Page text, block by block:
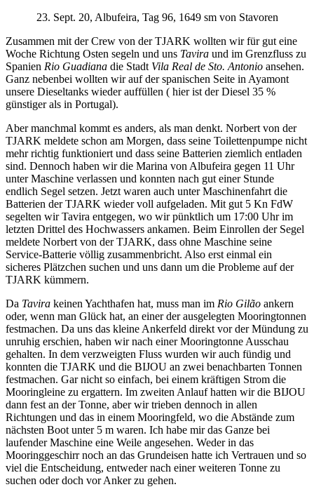
23. Sept. 20, Albufeira, Tag 96, 1649 sm von Stavoren
Zusammen mit der Crew von der TJARK wollten wir für gut eine
Woche Richtung Osten segeln und uns Tavira und im Grenzfluss zu
Spanien Rio Guadiana die Stadt Vila Real de Sto. Antonio ansehen.
Ganz nebenbei wollten wir auf der spanischen Seite in Ayamont
unsere Dieseltanks wieder auffüllen ( hier ist der Diesel 35 %
günstiger als in Portugal).
Aber manchmal kommt es anders, als man denkt. Norbert von der
TJARK meldete schon am Morgen, dass seine Toilettenpumpe nicht
mehr richtig funktioniert und dass seine Batterien ziemlich entladen
sind. Dennoch haben wir die Marina von Albufeira gegen 11 Uhr
unter Maschine verlassen und konnten nach gut einer Stunde
endlich Segel setzen. Jetzt waren auch unter Maschinenfahrt die
Batterien der TJARK wieder voll aufgeladen. Mit gut 5 Kn FdW
segelten wir Tavira entgegen, wo wir pünktlich um 17:00 Uhr im
letzten Drittel des Hochwassers ankamen. Beim Einrollen der Segel
meldete Norbert von der TJARK, dass ohne Maschine seine
Service-Batterie völlig zusammenbricht. Also erst einmal ein
sicheres Plätzchen suchen und uns dann um die Probleme auf der
TJARK kümmern.
Da Tavira keinen Yachthafen hat, muss man im Rio Gilão ankern
oder, wenn man Glück hat, an einer der ausgelegten Mooringtonnen
festmachen. Da uns das kleine Ankerfeld direkt vor der Mündung zu
unruhig erschien, haben wir nach einer Mooringtonne Ausschau
gehalten. In dem verzweigten Fluss wurden wir auch fündig und
konnten die TJARK und die BIJOU an zwei benachbarten Tonnen
festmachen. Gar nicht so einfach, bei einem kräftigen Strom die
Mooringleine zu ergattern. Im zweiten Anlauf hatten wir die BIJOU
dann fest an der Tonne, aber wir trieben dennoch in allen
Richtungen und das in einem Mooringfeld, wo die Abstände zum
nächsten Boot unter 5 m waren. Ich habe mir das Ganze bei
laufender Maschine eine Weile angesehen. Weder in das
Mooringgeschirr noch an das Grundeisen hatte ich Vertrauen und so
viel die Entscheidung, entweder nach einer weiteren Tonne zu
suchen oder doch vor Anker zu gehen.